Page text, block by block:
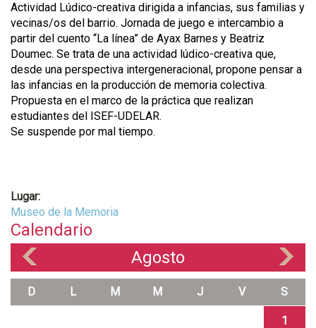
Actividad Lúdico-creativa dirigida a infancias, sus familias y
vecinas/os del barrio. Jornada de juego e intercambio a
partir del cuento “La línea” de Ayax Barnes y Beatriz
Doumec. Se trata de una actividad lúdico-creativa que,
desde una perspectiva intergeneracional, propone pensar a
las infancias en la producción de memoria colectiva.
Propuesta en el marco de la práctica que realizan
estudiantes del ISEF-UDELAR.
Se suspende por mal tiempo.
Lugar:
Museo de la Memoria
Calendario
Agosto
D L M M J V S
1